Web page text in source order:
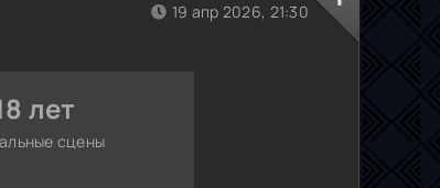
лет
сцены
19 апр 2026, 21:30